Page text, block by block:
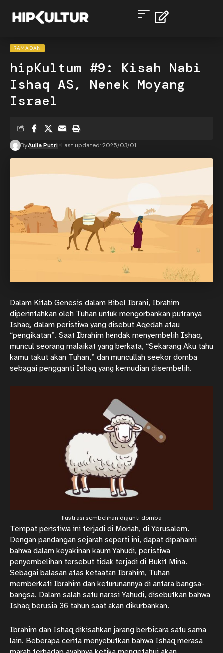
RAMADAN
hipKultum #9: Kisah Nabi
Ishaq AS, Nenek Moyang
Israel
ByAulia Putri Last updated: 2025/03/01
Dalam Kitab Genesis dalam Bibel Ibrani, Ibrahim
diperintahkan oleh Tuhan untuk mengorbankan putranya
Ishaq, dalam peristiwa yang disebut Aqedah atau
“pengikatan”. Saat Ibrahim hendak menyembelih Ishaq,
muncul seorang malaikat yang berkata, “Sekarang Aku tahu
kamu takut akan Tuhan,” dan muncullah seekor domba
sebagai pengganti Ishaq yang kemudian disembelih.
Ilustrasi sembelihan diganti domba
Tempat peristiwa ini terjadi di Moriah, di Yerusalem.
Dengan pandangan sejarah seperti ini, dapat dipahami
bahwa dalam keyakinan kaum Yahudi, peristiwa
penyembelihan tersebut tidak terjadi di Bukit Mina.
Sebagai balasan atas ketaatan Ibrahim, Tuhan
memberkati Ibrahim dan keturunannya di antara bangsa-
bangsa. Dalam salah satu narasi Yahudi, disebutkan bahwa
Ishaq berusia 36 tahun saat akan dikurbankan.
Ibrahim dan Ishaq dikisahkan jarang berbicara satu sama
lain. Beberapa cerita menyebutkan bahwa Ishaq merasa